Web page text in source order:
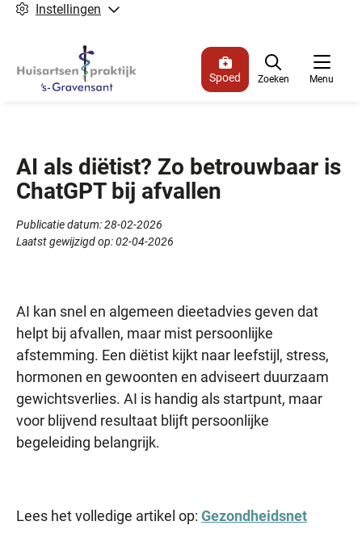
Instellingen
Menu
Spoed Zoeken
AI als diëtist? Zo betrouwbaar is
ChatGPT bij afvallen
Publicatie datum:28-02-2026
Laatst gewijzigd op:02-04-2026
AI kan snel en algemeen dieetadvies geven dat
helpt bij afvallen, maar mist persoonlijke
afstemming. Een diëtist kijkt naar leefstijl, stress,
hormonen en gewoonten en adviseert duurzaam
gewichtsverlies. AI is handig als startpunt, maar
voor blijvend resultaat blijft persoonlijke
begeleiding belangrijk.
Lees het volledige artikel op: Gezondheidsnet